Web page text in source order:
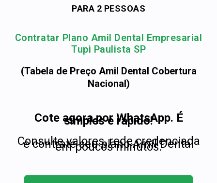
PARA 2 PESSOAS
Contratar Plano Amil Dental Empresarial
Tupi Paulista SP
(Tabela de Preço Amil Dental Cobertura
Nacional)
Cote agora por WhatsApp. É
simples e rápido!
Consulte valores, rede credenciada
e contrate seu plano Amil Dental
em poucos minutos.